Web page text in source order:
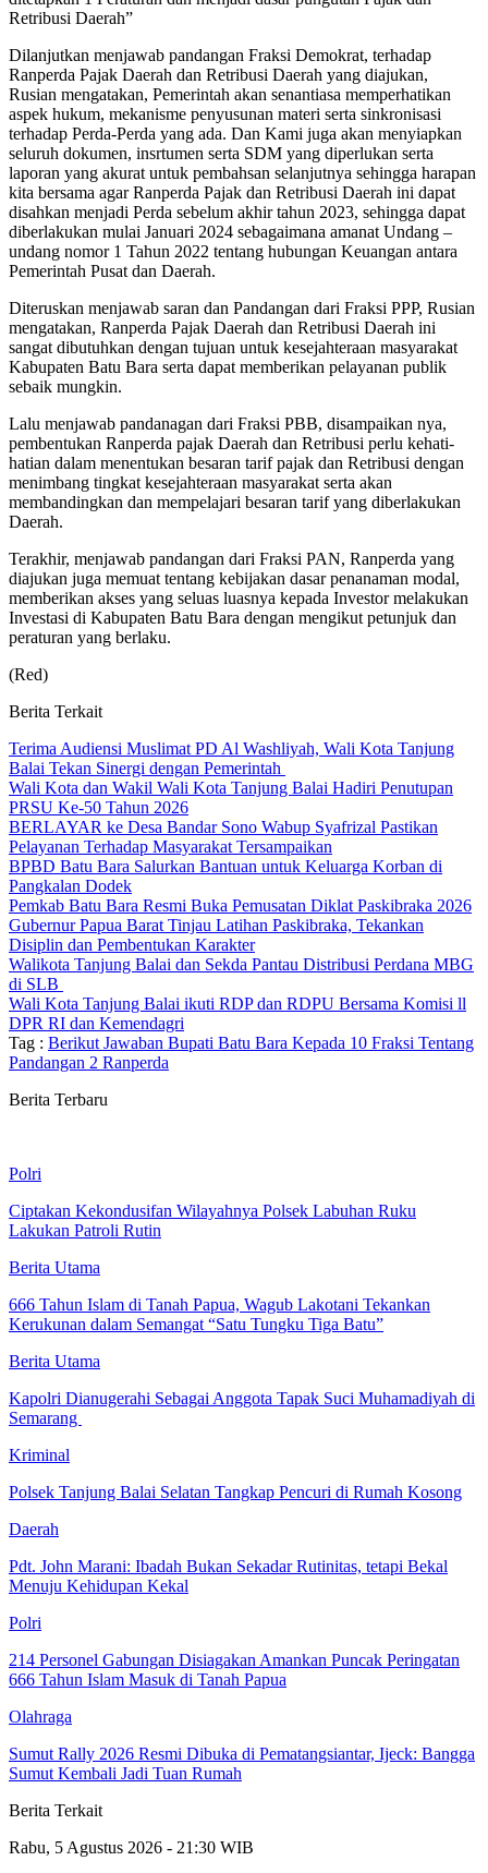
Retribusi Daerah”
Dilanjutkan menjawab pandangan Fraksi Demokrat, terhadap
Ranperda Pajak Daerah dan Retribusi Daerah yang diajukan,
Rusian mengatakan, Pemerintah akan senantiasa memperhatikan
aspek hukum, mekanisme penyusunan materi serta sinkronisasi
terhadap Perda-Perda yang ada. Dan Kami juga akan menyiapkan
seluruh dokumen, insrtumen serta SDM yang diperlukan serta
laporan yang akurat untuk pembahsan selanjutnya sehingga harapan
kita bersama agar Ranperda Pajak dan Retribusi Daerah ini dapat
disahkan menjadi Perda sebelum akhir tahun 2023, sehingga dapat
diberlakukan mulai Januari 2024 sebagaimana amanat Undang –
undang nomor 1 Tahun 2022 tentang hubungan Keuangan antara
Pemerintah Pusat dan Daerah.
Diteruskan menjawab saran dan Pandangan dari Fraksi PPP, Rusian
mengatakan, Ranperda Pajak Daerah dan Retribusi Daerah ini
sangat dibutuhkan dengan tujuan untuk kesejahteraan masyarakat
Kabupaten Batu Bara serta dapat memberikan pelayanan publik
sebaik mungkin.
Lalu menjawab pandanagan dari Fraksi PBB, disampaikan nya,
pembentukan Ranperda pajak Daerah dan Retribusi perlu kehati-
hatian dalam menentukan besaran tarif pajak dan Retribusi dengan
menimbang tingkat kesejahteraan masyarakat serta akan
membandingkan dan mempelajari besaran tarif yang diberlakukan
Daerah.
Terakhir, menjawab pandangan dari Fraksi PAN, Ranperda yang
diajukan juga memuat tentang kebijakan dasar penanaman modal,
memberikan akses yang seluas luasnya kepada Investor melakukan
Investasi di Kabupaten Batu Bara dengan mengikut petunjuk dan
peraturan yang berlaku.
(Red)
Berita Terkait
Terima Audiensi Muslimat PD Al Washliyah, Wali Kota Tanjung
Balai Tekan Sinergi dengan Pemerintah
Wali Kota dan Wakil Wali Kota Tanjung Balai Hadiri Penutupan
PRSU Ke-50 Tahun 2026
BERLAYAR ke Desa Bandar Sono Wabup Syafrizal Pastikan
Pelayanan Terhadap Masyarakat Tersampaikan
BPBD Batu Bara Salurkan Bantuan untuk Keluarga Korban di
Pangkalan Dodek
Pemkab Batu Bara Resmi Buka Pemusatan Diklat Paskibraka 2026
Gubernur Papua Barat Tinjau Latihan Paskibraka, Tekankan
Disiplin dan Pembentukan Karakter
Walikota Tanjung Balai dan Sekda Pantau Distribusi Perdana MBG
di SLB
Wali Kota Tanjung Balai ikuti RDP dan RDPU Bersama Komisi ll
DPR RI dan Kemendagri
Tag : Berikut Jawaban Bupati Batu Bara Kepada 10 Fraksi Tentang
Pandangan 2 Ranperda
Berita Terbaru
Polri
Ciptakan Kekondusifan Wilayahnya Polsek Labuhan Ruku
Lakukan Patroli Rutin
Berita Utama
666 Tahun Islam di Tanah Papua, Wagub Lakotani Tekankan
Kerukunan dalam Semangat “Satu Tungku Tiga Batu”
Berita Utama
Kapolri Dianugerahi Sebagai Anggota Tapak Suci Muhamadiyah di
Semarang
Kriminal
Polsek Tanjung Balai Selatan Tangkap Pencuri di Rumah Kosong
Daerah
Pdt. John Marani: Ibadah Bukan Sekadar Rutinitas, tetapi Bekal
Menuju Kehidupan Kekal
Polri
214 Personel Gabungan Disiagakan Amankan Puncak Peringatan
666 Tahun Islam Masuk di Tanah Papua
Olahraga
Sumut Rally 2026 Resmi Dibuka di Pematangsiantar, Ijeck: Bangga
Sumut Kembali Jadi Tuan Rumah
Berita Terkait
Rabu, 5 Agustus 2026 - 21:30 WIB